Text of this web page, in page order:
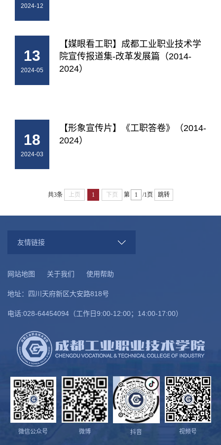
2024-12
13
2024-05
【媒眼看工职】成都工业职业技术学
院宣传报道集-改革发展篇（2014-
2024）
18
2024-03
【形象宣传片】《工职答卷》（2014-
2024）
共3条 上页 1 下页 第 /1页 跳转
友情链接
网站地图 关于我们 使用帮助
地址：四川天府新区大安路818号
电话:028-64454094（工作日9:00-12:00；14:00-17:00）
微信公众号 微博 抖音 视频号